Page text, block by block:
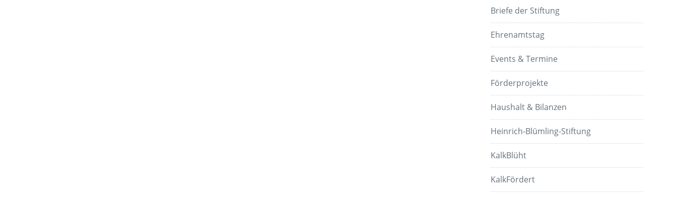
Briefe der Stiftung
Ehrenamtstag
Events & Termine
Förderprojekte
Haushalt & Bilanzen
Heinrich-Blümling-Stiftung
KalkBlüht
KalkFördert